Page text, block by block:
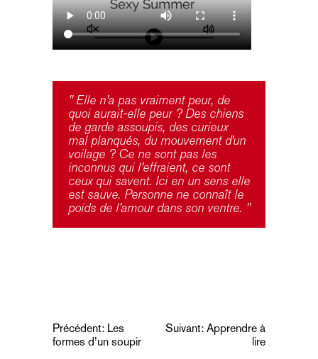
" Elle n’a pas vraiment peur, de
quoi aurait-elle peur ? Des chiens
de garde assoupis, des curieux
mal planqués, du mouvement d’un
voilage ? Ce ne sont pas les
inconnus qui l’effraient, ce sont
ceux qui savent. Ici en un sens elle
est sauve. Personne ne connaît le
poids de l’amour dans son ventre. "
Navigation
de
Précédent: Les
formes d’un soupir
Suivant: Apprendre à
lire